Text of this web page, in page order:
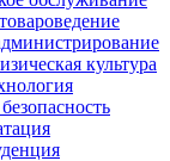
культура